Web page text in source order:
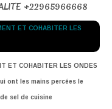
+22965966668
ET COHABITER LES ONDES
ont les mains percées le
sel de cuisine